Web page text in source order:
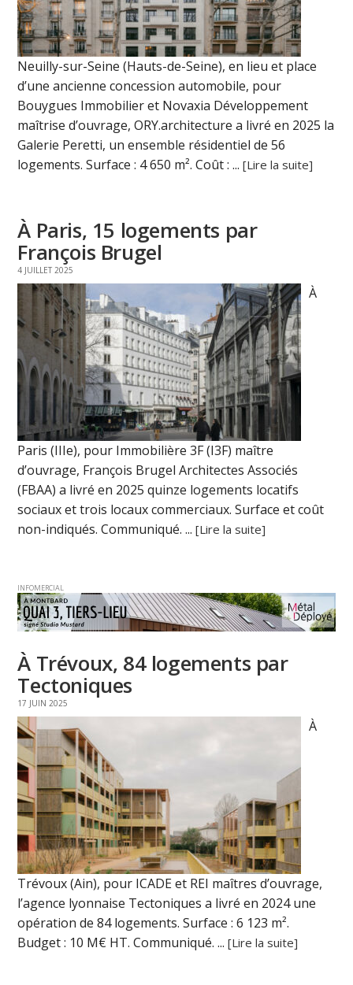
Neuilly-sur-Seine (Hauts-de-Seine), en lieu et place
d’une ancienne concession automobile, pour
Bouygues Immobilier et Novaxia Développement
maîtrise d’ouvrage, ORY.architecture a livré en 2025 la
Galerie Peretti, un ensemble résidentiel de 56
logements. Surface : 4 650 m². Coût : ...[Lire la suite]
À Paris, 15 logements par
François Brugel
4 JUILLET 2025
À
Paris (IIIe), pour Immobilière 3F (I3F) maître
d’ouvrage, François Brugel Architectes Associés
(FBAA) a livré en 2025 quinze logements locatifs
sociaux et trois locaux commerciaux. Surface et coût
non-indiqués. Communiqué. ...[Lire la suite]
INFOMERCIAL
À Trévoux, 84 logements par
Tectoniques
17 JUIN 2025
À
Trévoux (Ain), pour ICADE et REI maîtres d’ouvrage,
l’agence lyonnaise Tectoniques a livré en 2024 une
opération de 84 logements. Surface : 6 123 m².
Budget : 10 M€ HT. Communiqué. ...[Lire la suite]